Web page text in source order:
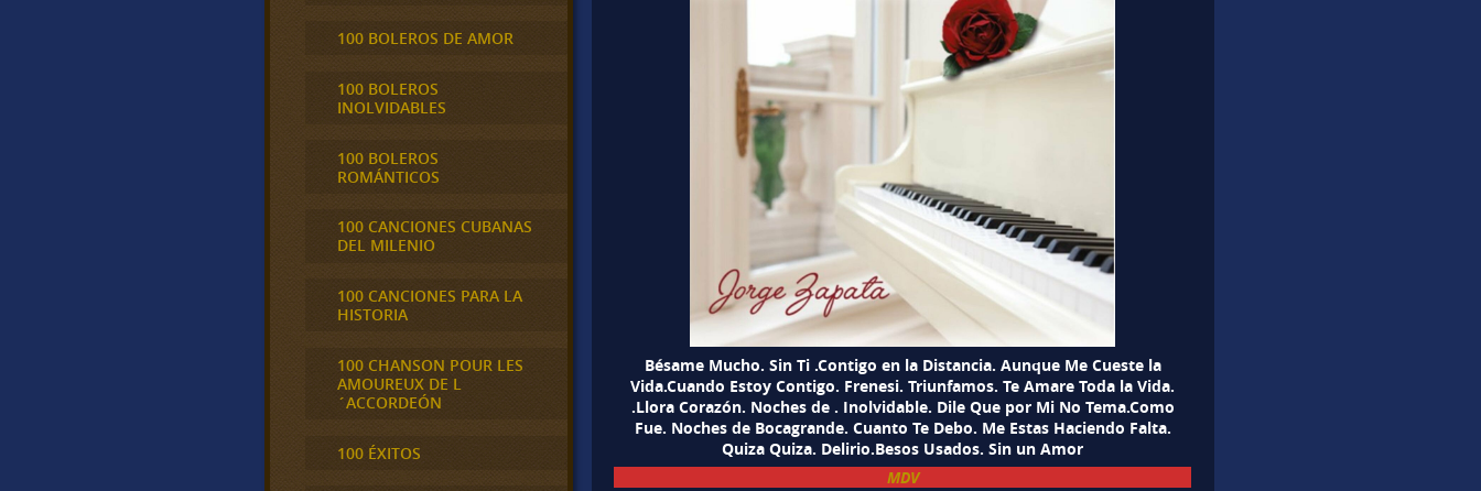
Bésame Mucho. Sin Ti .Contigo en la Distancia. Aunque Me Cueste la
Vida.Cuando Estoy Contigo. Frenesi. Triunfamos. Te Amare Toda la Vida.
.Llora Corazón. Noches de . Inolvidable. Dile Que por Mi No Tema.Como
Fue. Noches de Bocagrande. Cuanto Te Debo. Me Estas Haciendo Falta.
Quiza Quiza. Delirio.Besos Usados. Sin un Amor
MDV
100 BOLEROS DE AMOR
100 BOLEROS
INOLVIDABLES
100 BOLEROS
ROMÁNTICOS
100 CANCIONES CUBANAS
DEL MILENIO
100 CANCIONES PARA LA
HISTORIA
100 CHANSON POUR LES
AMOUREUX DE L
´ACCORDEÓN
100 ÉXITOS